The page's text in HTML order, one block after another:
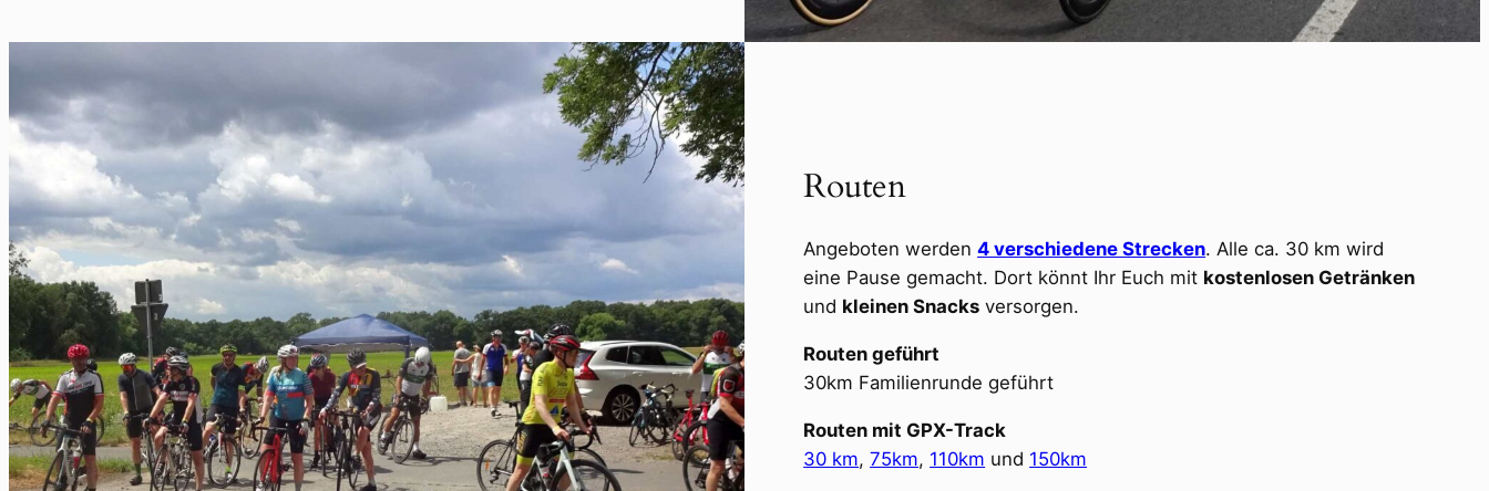
Routen
Angeboten werden4 verschiedene Strecken. Alle ca. 30 km wird
eine Pause gemacht. Dort könnt Ihr Euch mit kostenlosen Getränken
und kleinen Snacks versorgen.
Routen geführt
30km Familienrunde geführt
Routen mit GPX-Track
30 km,75km, 110km und 150km